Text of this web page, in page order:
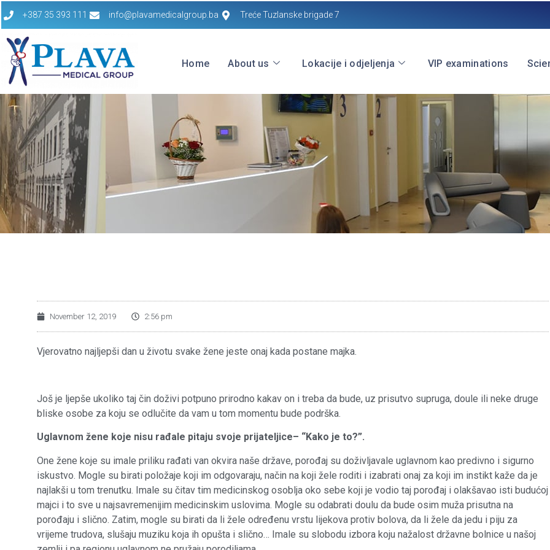
+387 35 393 111 info@plavamedicalgroup.ba Treće Tuzlanske brigade 7
Home About us Lokacije i odjeljenja VIP examinations
November 12, 2019 2:56 pm
Vjerovatno najljepši dan u životu svake žene jeste onaj kada postane majka.
Još je ljepše ukoliko taj čin doživi potpuno prirodno kakav on i treba da bude, uz prisutvo supruga, doule ili neke druge
bliske osobe za koju se odlučite da vam u tom momentu bude podrška.
Uglavnom žene koje nisu rađale pitaju svoje prijateljice– “Kako je to?”.
One žene koje su imale priliku rađati van okvira naše države, porođaj su doživljavale uglavnom kao predivno i sigurno
iskustvo. Mogle su birati položaje koji im odgovaraju, način na koji žele roditi i izabrati onaj za koji im instikt kaže da je
najlakši u tom trenutku. Imale su čitav tim medicinskog osoblja oko sebe koji je vodio taj porođaj i olakšavao isti budućoj
majci i to sve u najsavremenijim medicinskim uslovima. Mogle su odabrati doulu da bude osim muža prisutna na
porođaju i slično. Zatim, mogle su birati da li žele određenu vrstu lijekova protiv bolova, da li žele da jedu i piju za
vrijeme trudova, slušaju muziku koja ih opušta i slično… Imale su slobodu izbora koju nažalost državne bolnice u našoj